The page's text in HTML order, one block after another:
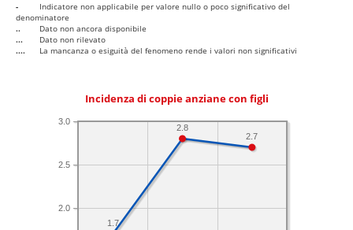
-
Indicatore non applicabile per valore nullo o poco significativo del
denominatore
..
Dato non ancora disponibile
...
Dato non rilevato
....
La mancanza o esiguità del fenomeno rende i valori non significativi
Incidenza di coppie anziane con figli
2.0
2.5
3.0
2.7
2.8
1.7